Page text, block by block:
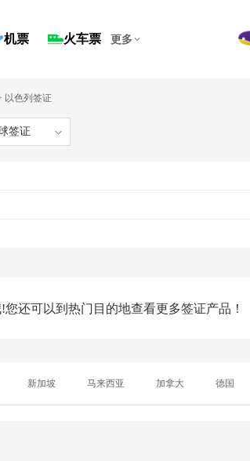
机票 火车票 更多
以色列签证
签证
还可以到热门目的地查看更多签证产品！
新加坡 马来西亚 加拿大 德国